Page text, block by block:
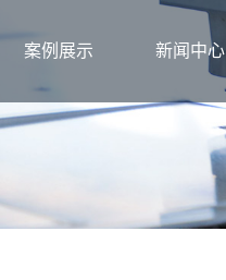
案例展示 新闻中心